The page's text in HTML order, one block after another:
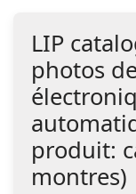
LIP
photos
produit:
montres)